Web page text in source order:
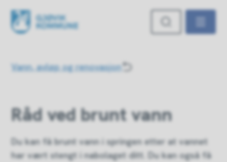
Vann, avløp og renovasjon
Råd ved brunt vann
Du kan få brunt vann i springen etter at vannet
har vært stengt i nabolaget ditt. Du kan også få